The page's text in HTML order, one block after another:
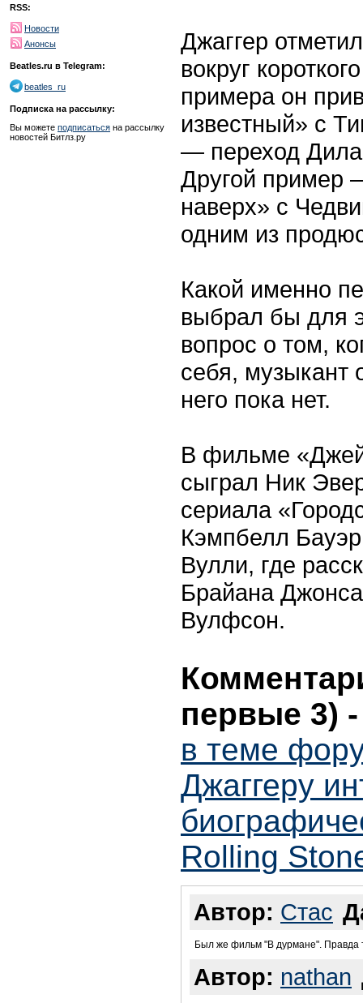
RSS:
Новости
Анонсы
Beatles.ru в Telegram:
beatles_ru
Подписка на рассылку:
Вы можете подписаться на рассылку
новостей Битлз.ру
Джаггер
вокруг
примера он
известный» с
— переход
Другой пример
наверх» с
одним из
Какой именно
выбрал бы для
вопрос о том,
себя, музыкант
него пока нет.
В фильме
сыграл Ник
сериала
Кэмпбелл
Вулли, где
Брайана
Вулфсон.
первые 3)
в теме
Джаггеру
Rolling
Автор: Стас
Был же фильм "В дурмане". Правда
Автор: nathan